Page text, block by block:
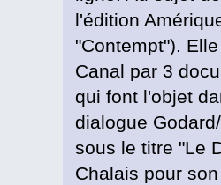
l'édition
"Contempt").
Canal par 3
qui font l'objet
dialogue
sous le titre "Le
Chalais pour